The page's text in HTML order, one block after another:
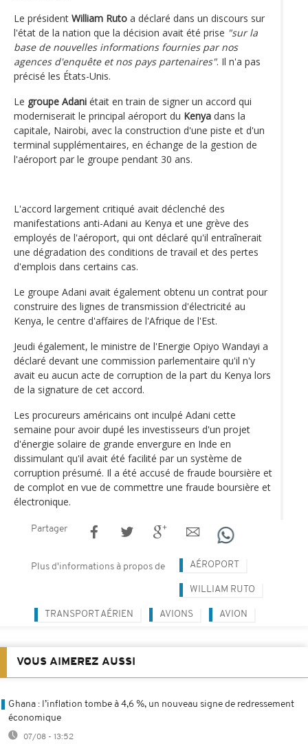
Le président William Ruto a déclaré dans un discours sur
l'état de la nation que la décision avait été prise "sur la
base de nouvelles informations fournies par nos
agences d'enquête et nos pays partenaires". Il n'a pas
précisé les États-Unis.
Le groupe Adani était en train de signer un accord qui
moderniserait le principal aéroport du Kenya dans la
capitale, Nairobi, avec la construction d'une piste et d'un
terminal supplémentaires, en échange de la gestion de
l'aéroport par le groupe pendant 30 ans.
L'accord largement critiqué avait déclenché des
manifestations anti-Adani au Kenya et une grève des
employés de l'aéroport, qui ont déclaré qu'il entraînerait
une dégradation des conditions de travail et des pertes
d'emplois dans certains cas.
Le groupe Adani avait également obtenu un contrat pour
construire des lignes de transmission d'électricité au
Kenya, le centre d'affaires de l'Afrique de l'Est.
Jeudi également, le ministre de l'Energie Opiyo Wandayi a
déclaré devant une commission parlementaire qu'il n'y
avait eu aucun acte de corruption de la part du Kenya lors
de la signature de cet accord.
Les procureurs américains ont inculpé Adani cette
semaine pour avoir dupé les investisseurs d'un projet
d'énergie solaire de grande envergure en Inde en
dissimulant qu'il avait été facilité par un système de
corruption présumé. Il a été accusé de fraude boursière et
de complot en vue de commettre une fraude boursière et
électronique.
Partager
Plus d'informations à propos de AÉROPORT
WILLIAM RUTO
TRANSPORT AÉRIEN AVIONS AVION
VOUS AIMEREZ AUSSI
Ghana : l’inflation tombe à 4,6 %, un nouveau signe de redressement
économique
07/08 - 13:52